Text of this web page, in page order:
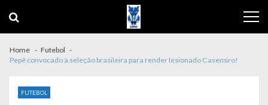
navigation
content
Home
Futebol
Pepê convocado à seleção brasileira para render lesionado Casemiro!
FUTEBOL